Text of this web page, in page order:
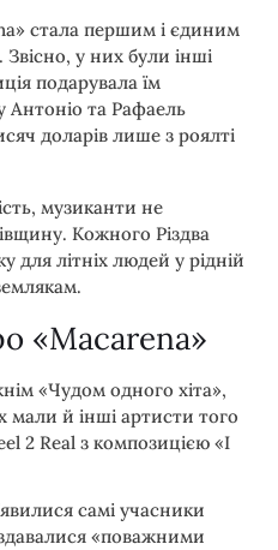
стала першим і єдиним
у них були інші
подарувала їм
Антоніо та Рафаель
доларів лише з роялті
музиканти не
Кожного Різдва
для літніх людей у рідній
«Macarena»
«Чудом одного хіта»,
мали й інші артисти того
2 Real з композицією «I
самі учасники
«поважними